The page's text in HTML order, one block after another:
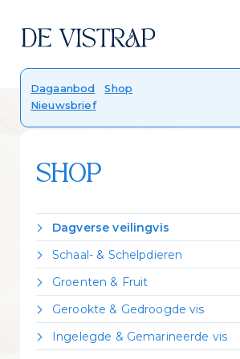
Verser dan vers
Onze viskalender
Blog
Contact
Dagaanbod
Shop
Nieuwsbrief
SHOP
Dagverse veilingvis
Dorade Royal
Forel
Hondshaai
Kabeljauw
Koolvis
Leng
Schaal- & Schelpdieren
Crevettes vannamei gekookt
Garnalen gepeld
Kreeft Canadees levend
Mosselen Zeeuws bodemcultuur
Oester 'Fine de Claire'
Groenten & Fruit
Citroen
Zeekraal
Gerookte & Gedroogde vis
Gerookte forel
Gerookte heilbot
Ingelegde & Gemarineerde vis